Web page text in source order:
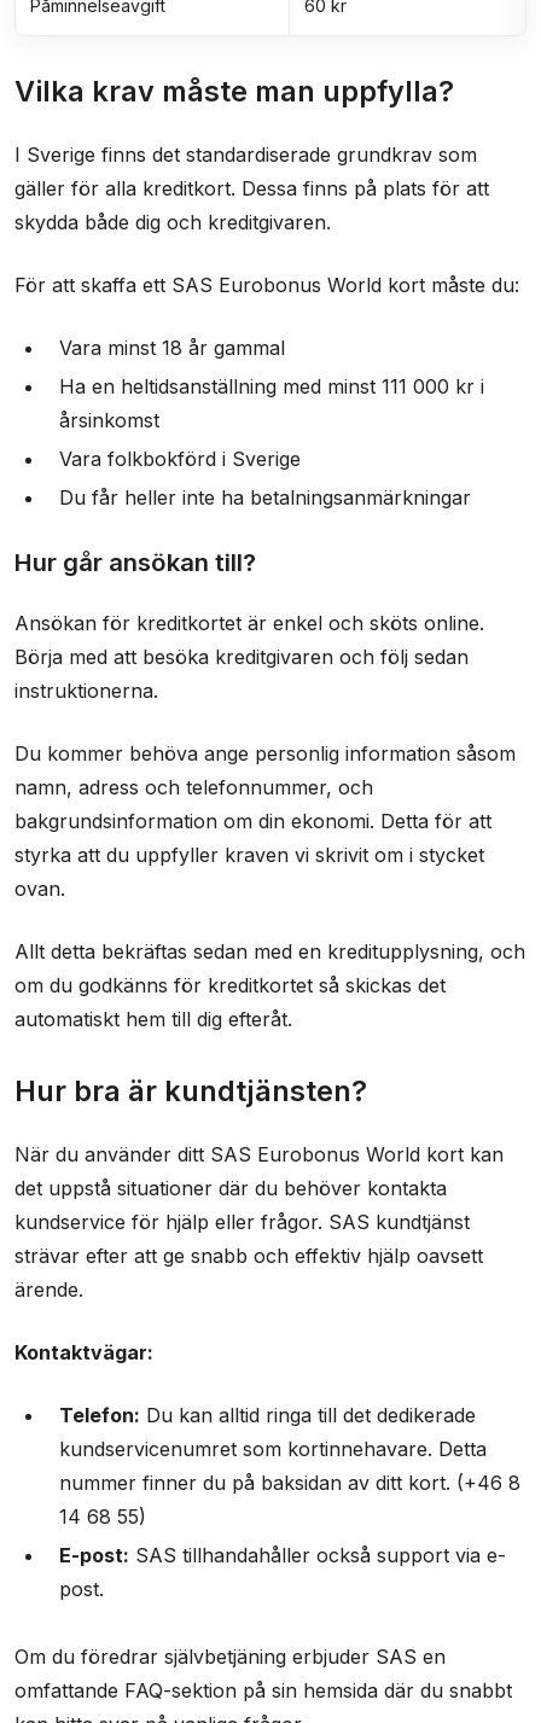
Påminnelseavgift 60 kr
Vilka krav måste man uppfylla?
I Sverige finns det standardiserade grundkrav som
gäller för alla kreditkort. Dessa finns på plats för att
skydda både dig och kreditgivaren.
För att skaffa ett SAS Eurobonus World kort måste du:
Vara minst 18 år gammal
Ha en heltidsanställning med minst 111 000 kr i
årsinkomst
Vara folkbokförd i Sverige
Du får heller inte ha betalningsanmärkningar
Hur går ansökan till?
Ansökan för kreditkortet är enkel och sköts online.
Börja med att besöka kreditgivaren och följ sedan
instruktionerna.
Du kommer behöva ange personlig information såsom
namn, adress och telefonnummer, och
bakgrundsinformation om din ekonomi. Detta för att
styrka att du uppfyller kraven vi skrivit om i stycket
ovan.
Allt detta bekräftas sedan med en kreditupplysning, och
om du godkänns för kreditkortet så skickas det
automatiskt hem till dig efteråt.
Hur bra är kundtjänsten?
När du använder ditt SAS Eurobonus World kort kan
det uppstå situationer där du behöver kontakta
kundservice för hjälp eller frågor. SAS kundtjänst
strävar efter att ge snabb och effektiv hjälp oavsett
ärende.
Kontaktvägar:
Telefon: Du kan alltid ringa till det dedikerade
kundservicenumret som kortinnehavare. Detta
nummer finner du på baksidan av ditt kort. (+46 8
14 68 55)
E-post: SAS tillhandahåller också support via e-
post.
Om du föredrar självbetjäning erbjuder SAS en
omfattande FAQ-sektion på sin hemsida där du snabbt